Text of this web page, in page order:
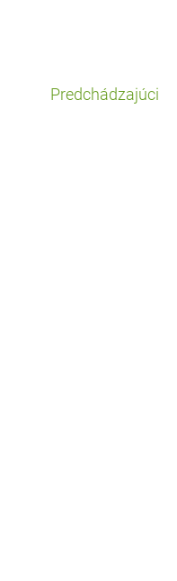
Predchádzajúci